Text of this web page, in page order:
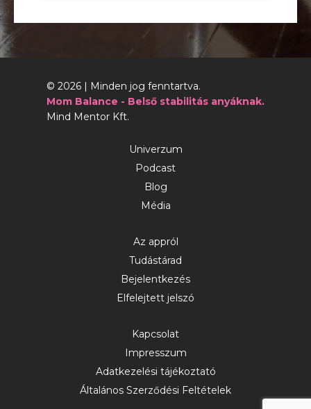
© 2026 | Minden jog fenntartva.
Mom Balance - Belső stabilitás anyáknak.
Mind Mentor Kft.
Univerzum
Podcast
Blog
Média
Az appról
Tudástárad
Bejelentkezés
Elfelejtett jelszó
Kapcsolat
Impresszum
Adatkezelési tájékoztató
Általános Szerződési Feltételek